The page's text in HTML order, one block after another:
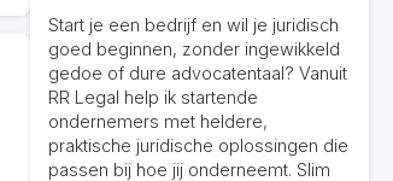
Start je een bedrijf en wil je juridisch
goed beginnen, zonder ingewikkeld
gedoe of dure advocatentaal? Vanuit
RR Legal help ik startende
ondernemers met heldere,
praktische juridische oplossingen die
passen bij hoe jij onderneemt. Slim